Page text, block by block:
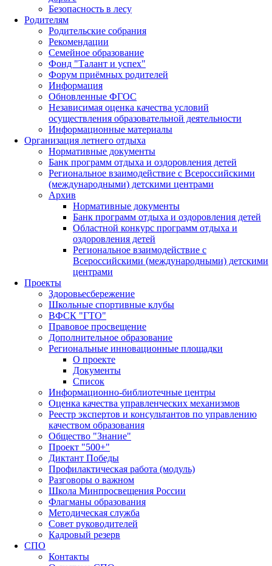
Безопасность в лесу
Родителям
Родительские собрания
Рекомендации
Семейное образование
Фонд "Талант и успех"
Форум приёмных родителей
Информация
Обновленные ФГОС
Независимая оценка качества условий
осуществления образовательной деятельности
Информационные материалы
Организация летнего отдыха
Нормативные документы
Банк программ отдыха и оздоровления детей
Региональное взаимодействие с Всероссийскими
(международными) детскими центрами
Архив
Нормативные документы
Банк программ отдыха и оздоровления детей
Областной конкурс программ отдыха и
оздоровления детей
Региональное взаимодействие с
Всероссийскими (международными) детскими
центрами
Проекты
Здоровьесбережение
Школьные спортивные клубы
ВФСК "ГТО"
Правовое просвещение
Дополнительное образование
Региональные инновационные площадки
О проекте
Документы
Список
Информационно-библиотечные центры
Оценка качества управленческих механизмов
Реестр экспертов и консультантов по управлению
качеством образования
Общество "Знание"
Проект "500+"
Диктант Победы
Профилактическая работа (модуль)
Разговоры о важном
Школа Минпросвещения России
Флагманы образования
Методическая служба
Совет руководителей
Кадровый резерв
СПО
Контакты